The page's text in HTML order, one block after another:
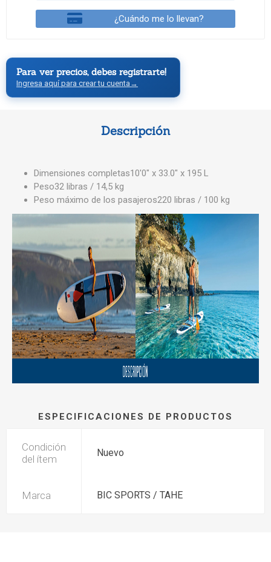
¿Cuándo me lo llevan?
Para ver precios, debes registrarte!
Ingresa aquí para crear tu cuenta →
Descripción
Dimensiones completas10'0" x 33.0" x 195 L
Peso32 libras / 14,5 kg
Peso máximo de los pasajeros220 libras / 100 kg
ESPECIFICACIONES DE PRODUCTOS
Condición
del ítem
Nuevo
Marca BIC SPORTS / TAHE